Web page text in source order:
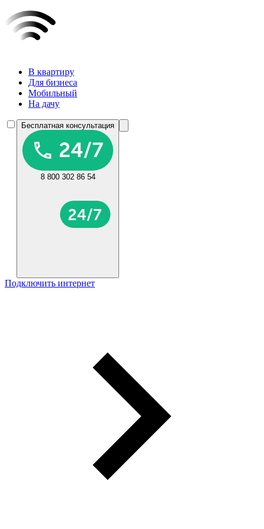
В квартиру
Для бизнеса
Мобильный
На дачу
Бесплатная консультация
8 800 302 86 54
Подключить интернет